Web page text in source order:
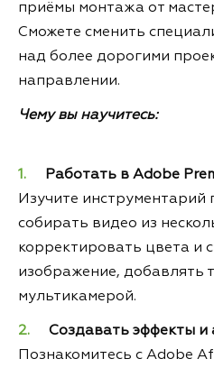
приёмы монтажа от
Сможете сменить
над более дорогими
направлении.
Чему вы научитесь:
Работать в Adobe
Изучите
собирать видео из
корректировать цвета и
изображение, добавлять
мультикамерой.
Создавать эффекты и
Познакомитесь с Adobe